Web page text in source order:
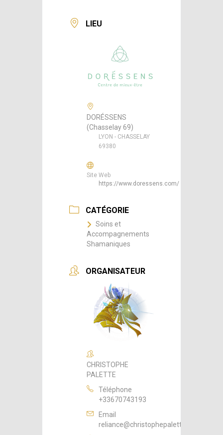
LIEU
DORÉSSENS
(Chasselay 69)
LYON - CHASSELAY
69380
Site Web
https://www.doressens.com/
CATÉGORIE
Soins et
Accompagnements
Shamaniques
ORGANISATEUR
CHRISTOPHE
PALETTE
Téléphone
+33670743193
Email
reliance@christophepalette.fr